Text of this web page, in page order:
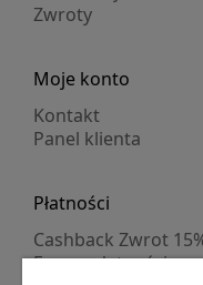
Zwroty
Moje konto
Kontakt
Panel klienta
Płatności
Cashback Zwrot
Formy płatności